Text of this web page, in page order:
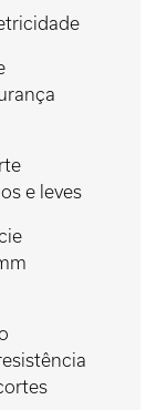
e leves